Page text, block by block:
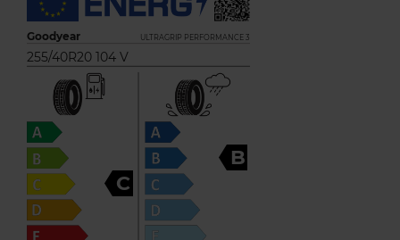
Goodyear ULTRAGRIP PERFORMANCE 3
255/40R20 104 V
C
B